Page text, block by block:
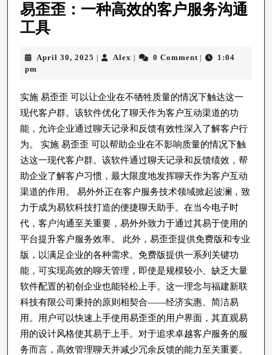
易歪歪：一种高效的客户服务沟通
工具易
歪：
种
高
效
的
客
户
服
务
沟
通
工
具
April 30, 2025 April
| Alex Alex
| 0 Comment |
1:04
pm
实施 易歪歪 可以让企业在不牺牲质量的情况下触达这一
现代客户群。该软件优化了聊天作为客户互动渠道的功
能，允许企业通过聊天记录和反馈有效性深入了解客户行
为。 实施 易歪歪 可以帮助企业在不影响质量的情况下触
达这一现代客户群。该软件通过聊天记录和反馈绩效，帮
助企业了解客户习惯，最大限度地发挥聊天作为客户互动
渠道的作用。 易外外正在客户服务技术领域掀起波澜，致
力于成为易软科技打造的便捷聊天助手。在当今电子时
代，客户沟通至关重要，易外外致力于通过其易于使用的
平台提升客户服务效率。 此外，易歪歪提供免费版和专业
版，以满足企业的各种需求。免费版提供一系列关键功
能，可实现高效的聊天管理，即使是规模较小、缺乏大量
软件配置的初创企业也能轻松上手。这一理念与福建新联
科技有限公司秉持的原则相契合——经济实惠、简洁易
用。用户可以快速上手使用易歪歪的用户界面，其直观易
用的设计风格使其易于上手。对于追求卓越客户服务的服
务而言，高效管理聊天并减少冗余反馈的能力至关重要。